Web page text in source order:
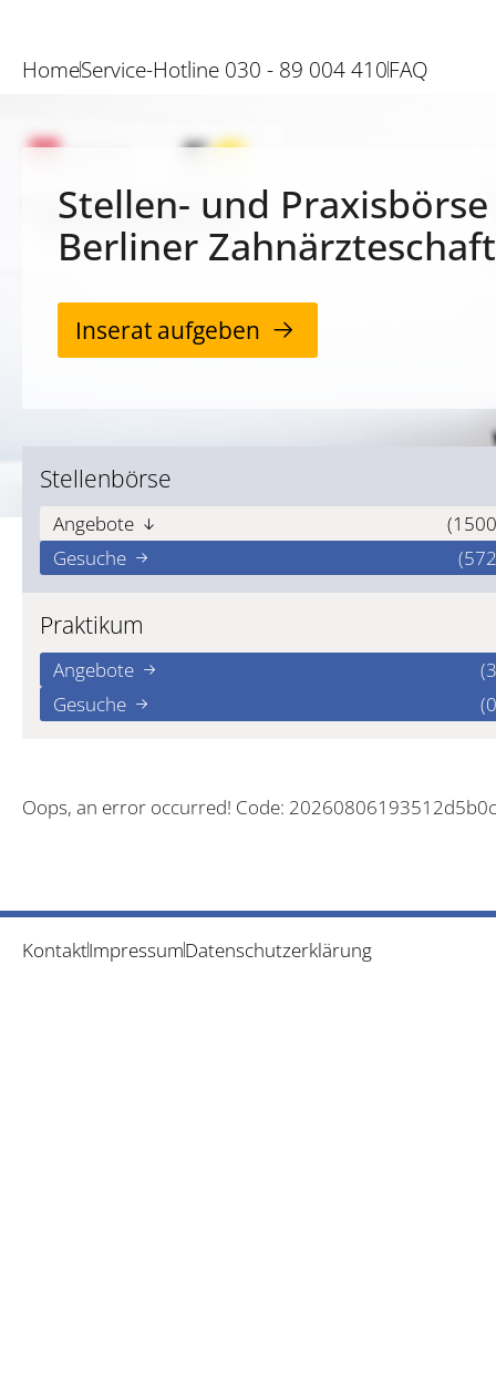
HomeService-Hotline 030 - 89 004 410FAQ
Stellen- und
Berliner Zahnärzteschaft
Inserat aufgeben
Stellenbörse
Angebote
Gesuche
Praktikum
Angebote
Gesuche
Oops, an error occurred! Code:
KontaktImpressumDatenschutzerklärung